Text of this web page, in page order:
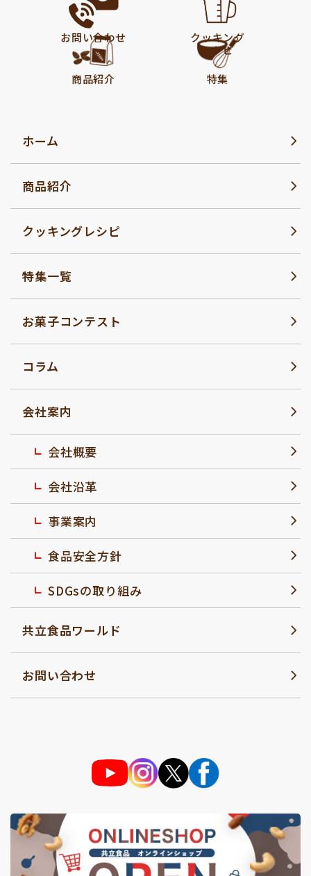
お問い合わせ
クッキング
レシピ
商品紹介
特集
ホーム
商品紹介
クッキングレシピ
特集一覧
お菓子コンテスト
コラム
会社案内
会社概要
会社沿革
事業案内
食品安全方針
SDGsの取り組み
共立食品ワールド
お問い合わせ